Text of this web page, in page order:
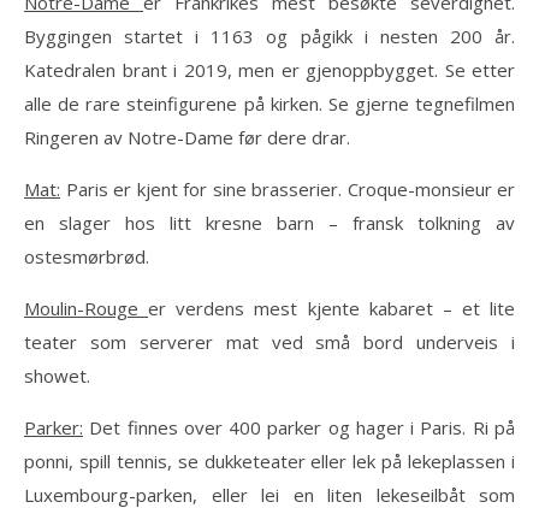
Byggingen startet i 1163 og pågikk i nesten 200 år.
Katedralen brant i 2019, men er gjenoppbygget. Se etter
alle de rare steinfigurene på kirken. Se gjerne tegnefilmen
Ringeren av Notre-Dame før dere drar.
Mat: Paris er kjent for sine brasserier. Croque-monsieur er
en slager hos litt kresne barn – fransk tolkning av
ostesmørbrød.
Moulin-Rougeer verdens mest kjente kabaret – et lite
teater som serverer mat ved små bord underveis i
showet.
Parker: Det finnes over 400 parker og hager i Paris. Ri på
ponni, spill tennis, se dukketeater eller lek på lekeplassen i
Luxembourg-parken, eller lei en liten lekeseilbåt som